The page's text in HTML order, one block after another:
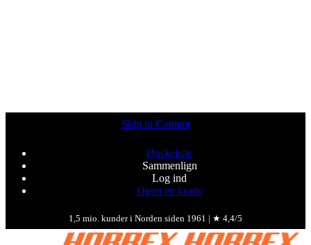
Skip to Content
Ønskeliste
Sammenlign
Log ind
Opret en konto
1,5 mio. kunder i Norden siden 1961 | ★ 4,4/5